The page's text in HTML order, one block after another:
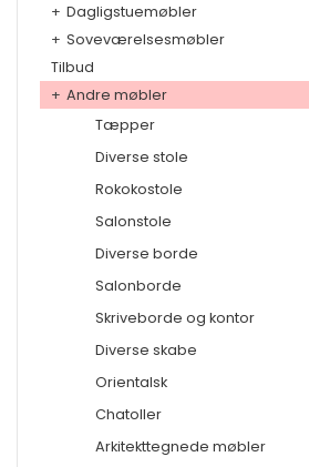
+ Dagligstuemøbler
+ Soveværelsesmøbler
Tilbud
+ Andre møbler
Tæpper
Diverse stole
Rokokostole
Salonstole
Diverse borde
Salonborde
Skriveborde og kontor
Diverse skabe
Orientalsk
Chatoller
Arkitekttegnede møbler